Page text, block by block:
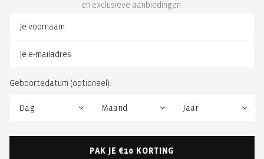
en exclusieve aanbiedingen.
Geboortedatum (optioneel):
PAK JE €10 KORTING